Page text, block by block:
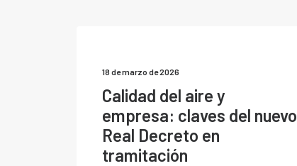
18 de marzo de 2026
Calidad del aire y
empresa: claves del nuevo
Real Decreto en
tramitación